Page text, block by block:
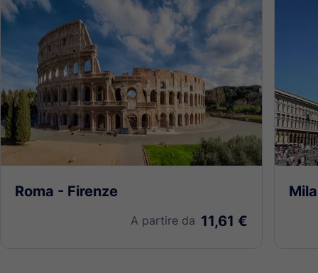
Roma - Firenze
A partire da 11,61 €